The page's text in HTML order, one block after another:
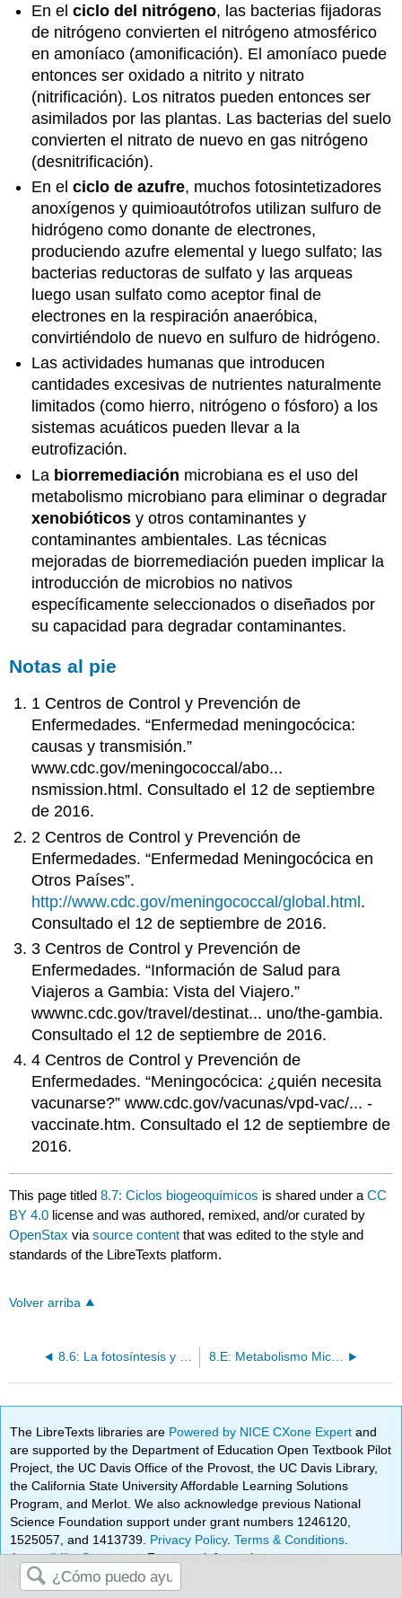
En elciclo del nitrógeno, las bacterias fijadoras
de nitrógeno convierten el nitrógeno atmosférico
en amoníaco (amonificación). El amoníaco puede
entonces ser oxidado a nitrito y nitrato
(nitrificación). Los nitratos pueden entonces ser
asimilados por las plantas. Las bacterias del suelo
convierten el nitrato de nuevo en gas nitrógeno
(desnitrificación).
En elciclo de azufre, muchos fotosintetizadores
anoxígenos y quimioautótrofos utilizan sulfuro de
hidrógeno como donante de electrones,
produciendo azufre elemental y luego sulfato; las
bacterias reductoras de sulfato y las arqueas
luego usan sulfato como aceptor final de
electrones en la respiración anaeróbica,
convirtiéndolo de nuevo en sulfuro de hidrógeno.
Las actividades humanas que introducen
cantidades excesivas de nutrientes naturalmente
limitados (como hierro, nitrógeno o fósforo) a los
sistemas acuáticos pueden llevar a la
eutrofización.
La biorremediación microbiana es el uso del
metabolismo microbiano para eliminar o degradar
xenobióticos y otros contaminantes y
contaminantes ambientales. Las técnicas
mejoradas de biorremediación pueden implicar la
introducción de microbios no nativos
específicamente seleccionados o diseñados por
su capacidad para degradar contaminantes.
Notas al pie
1 Centros de Control y Prevención de
Enfermedades. “Enfermedad meningocócica:
causas y transmisión.”
www.cdc.gov/meningococcal/abo...
nsmission.html. Consultado el 12 de septiembre
de 2016.
2 Centros de Control y Prevención de
Enfermedades. “Enfermedad Meningocócica en
Otros Países”.
http://www.cdc.gov/meningococcal/global.html.
Consultado el 12 de septiembre de 2016.
3 Centros de Control y Prevención de
Enfermedades. “Información de Salud para
Viajeros a Gambia: Vista del Viajero.”
wwwnc.cdc.gov/travel/destinat... uno/the-gambia.
Consultado el 12 de septiembre de 2016.
4 Centros de Control y Prevención de
Enfermedades. “Meningocócica: ¿quién necesita
vacunarse?” www.cdc.gov/vacunas/vpd-vac/... -
vaccinate.htm. Consultado el 12 de septiembre de
2016.
This page titled8.7: Ciclos biogeoquímicos is shared under aCC
BY 4.0 license and was authored, remixed, and/or curated by
OpenStax viasource content that was edited to the style and
standards of the LibreTexts platform.
Volver arriba
8.E: Metabolismo Microbiano (Ejercicios)
The LibreTexts libraries are Powered by NICE CXone Expertand
are supported by the Department of Education Open Textbook Pilot
Project, the UC Davis Office of the Provost, the UC Davis Library,
the California State University Affordable Learning Solutions
Program, and Merlot. We also acknowledge previous National
Science Foundation support under grant numbers 1246120,
1525057, and 1413739. Privacy Policy.Terms & Conditions
Accessibility Statement. For more information contact us
info@libretexts.org.